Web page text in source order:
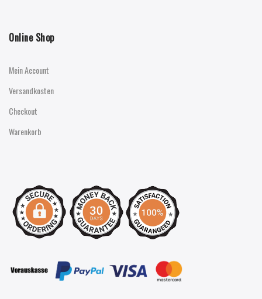
Online Shop
Mein Account
Versandkosten
Checkout
Warenkorb